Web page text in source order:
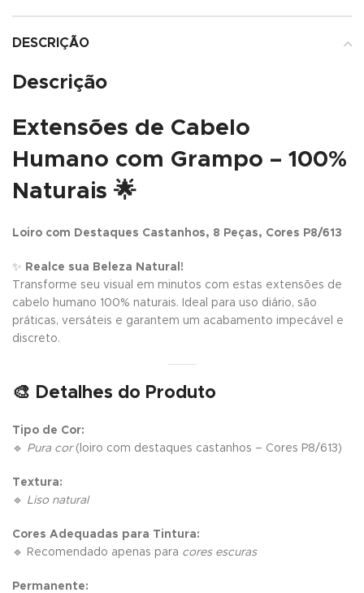
DESCRIÇÃO
Descrição
Extensões de Cabelo
Humano com Grampo – 100%
Naturais 🌟
Loiro com Destaques Castanhos, 8 Peças, Cores P8/613
✨ Realce sua Beleza Natural!
Transforme seu visual em minutos com estas extensões de
cabelo humano 100% naturais. Ideal para uso diário, são
práticas, versáteis e garantem um acabamento impecável e
discreto.
🎨 Detalhes do Produto
Tipo de Cor:
🔹 Pura cor(loiro com destaques castanhos – Cores P8/613)
Textura:
🔹 Liso natural
Cores Adequadas para Tintura:
🔹 Recomendado apenas para cores escuras
Permanente: